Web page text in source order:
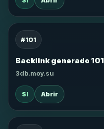
#101
Backlink generado 101
3db.moy.su
SI Abrir